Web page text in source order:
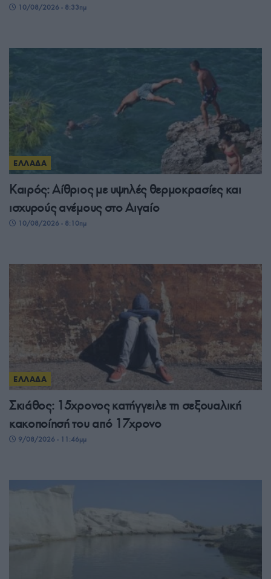
10/08/2026 - 8:33πμ
ΕΛΛΑΔΑ
Καιρός: Αίθριος με υψηλές θερμοκρασίες και
ισχυρούς ανέμους στο Αιγαίο
10/08/2026 - 8:10πμ
ΕΛΛΑΔΑ
Σκιάθος: 15χρονος κατήγγειλε τη σεξουαλική
κακοποίησή του από 17χρονο
9/08/2026 - 11:46μμ